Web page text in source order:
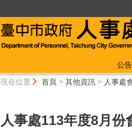
公
現在位置 首頁> 其他資訊> 人事處
人事處113年度8月份